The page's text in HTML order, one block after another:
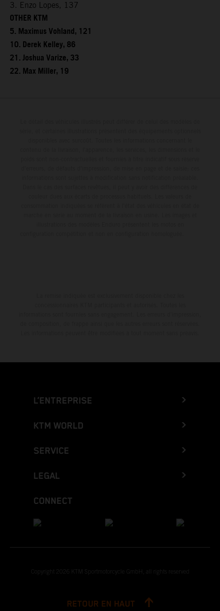
3. Enzo Lopes, 137
OTHER KTM
5. Maximus Vohland, 121
10. Derek Kelley, 86
21. Joshua Varize, 33
22. Max Miller, 19
L’ENTREPRISE
KTM WORLD
SERVICE
LEGAL
CONNECT
Copyright 2026 KTM Sportmotorcycle GmbH, all rights reserved
RETOUR EN HAUT